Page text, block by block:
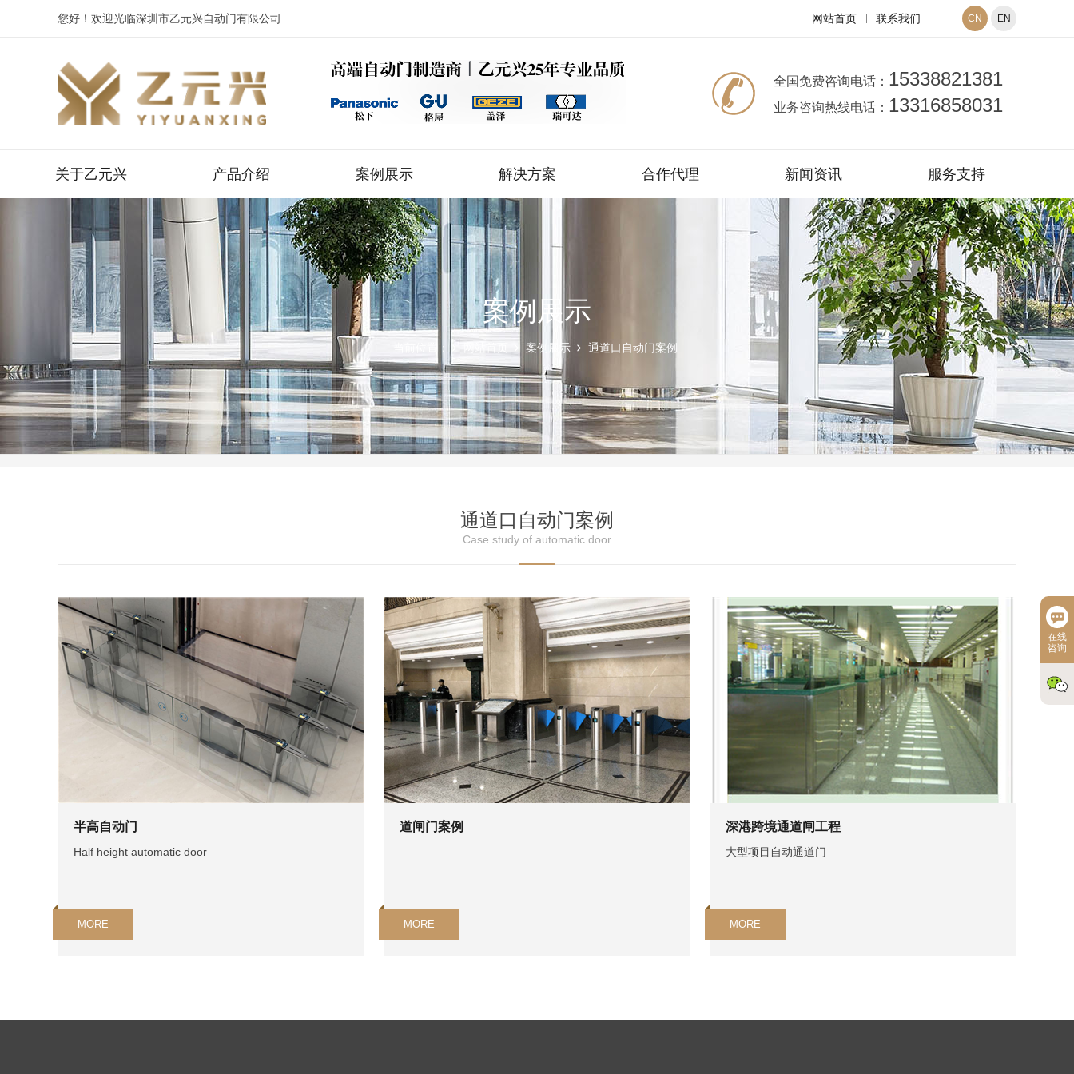
您好！欢迎光临深圳市乙元兴自动门有限公司 CN EN
网站首页 联系我们
全国免费咨询电话： 15338821381
业务咨询热线电话： 13316858031
关于乙元兴 产品介绍 案例展示 解决方案 合作代理 新闻资讯 服务支持
案例展示
当前位置： 案例展示 通道口自动门案例
通道口自动门案例
Case study of automatic door
半高自动门
Half height automatic door
MORE
道闸门案例
MORE
深港跨境通道闸工程
大型项目自动通道门
MORE
在线
咨询